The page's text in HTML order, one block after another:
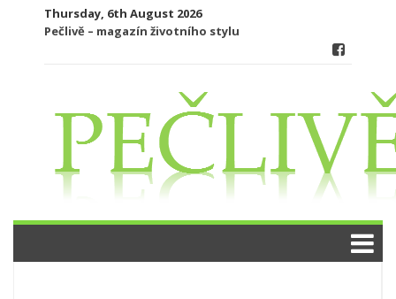
Thursday, 6th August 2026
Pečlivě – magazín životního stylu